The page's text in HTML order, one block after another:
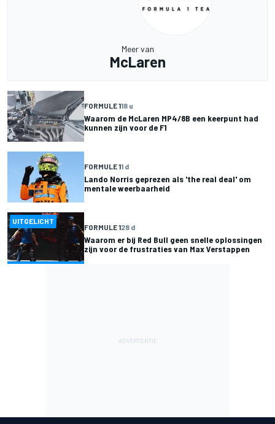
Meer van
McLaren
FORMULE 118 u
Waarom de McLaren MP4/8B een keerpunt had
kunnen zijn voor de F1
FORMULE 11 d
Lando Norris geprezen als 'the real deal' om
mentale weerbaarheid
UITGELICHT
FORMULE 128 d
Waarom er bij Red Bull geen snelle oplossingen
zijn voor de frustraties van Max Verstappen